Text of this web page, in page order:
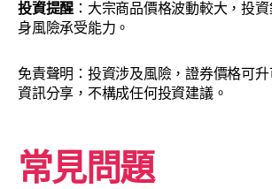
投資提醒 ：大宗商品價格波動較大，投
身風險承受能力。
免責聲明：投資涉及風險，證券價格可
資訊分享，不構成任何投資建議。
常見問題